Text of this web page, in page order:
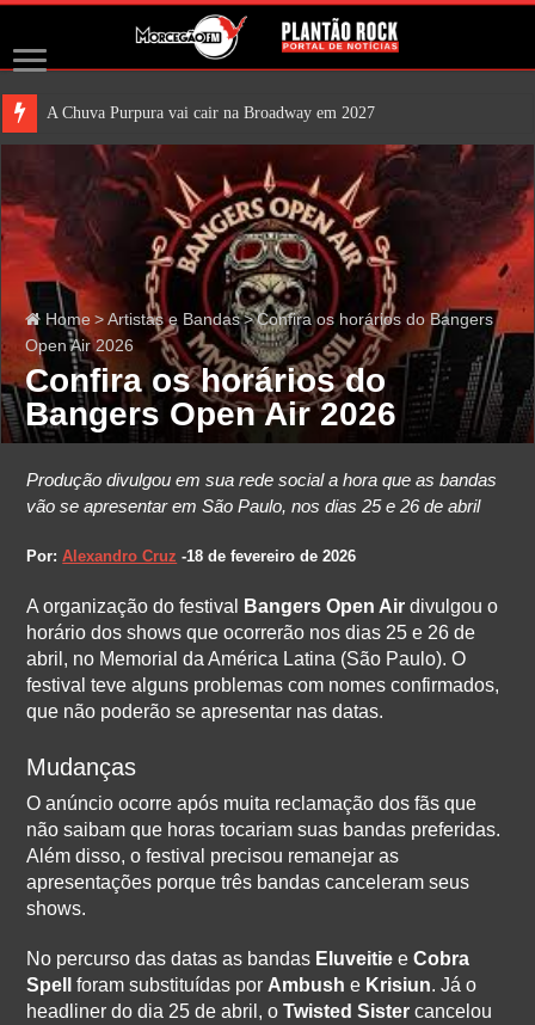
A Chuva Purpura vai cair na Broadway em 2027
Home > Artistas e Bandas>Confira os horários do Bangers
Open Air 2026
Confira os horários do
Bangers Open Air 2026
Produção divulgou em sua rede social a hora que as bandas
vão se apresentar em São Paulo, nos dias 25 e 26 de abril
Por:Alexandro Cruz -18 de fevereiro de 2026
A organização do festival Bangers Open Air divulgou o
horário dos shows que ocorrerão nos dias 25 e 26 de
abril, no Memorial da América Latina (São Paulo). O
festival teve alguns problemas com nomes confirmados,
que não poderão se apresentar nas datas.
Mudanças
O anúncio ocorre após muita reclamação dos fãs que
não saibam que horas tocariam suas bandas preferidas.
Além disso, o festival precisou remanejar as
apresentações porque três bandas canceleram seus
shows.
No percurso das datas as bandas Eluveitie eCobra
Spell
foram substituídas por Ambush e Krisiun. Já o
headliner do dia 25 de abril, oTwisted Sister cancelou